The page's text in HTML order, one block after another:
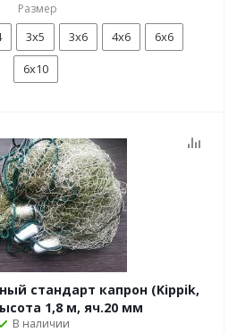
Размер
3х5 3х6 4х6
6х6
6х10
стандарт капрон (Kippik,
1,8 м, яч.20 мм
В наличии